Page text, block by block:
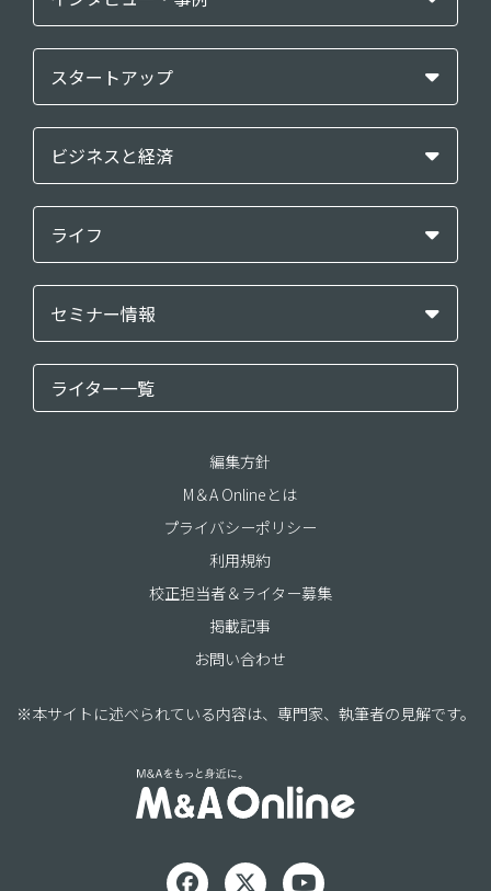
スタートアップ
ビジネスと経済
ライフ
セミナー情報
ライター一覧
編集方針
M＆A Onlineとは
プライバシーポリシー
利用規約
校正担当者＆ライター募集
掲載記事
お問い合わせ
※本サイトに述べられている内容は、専門家、執筆者の見解です。